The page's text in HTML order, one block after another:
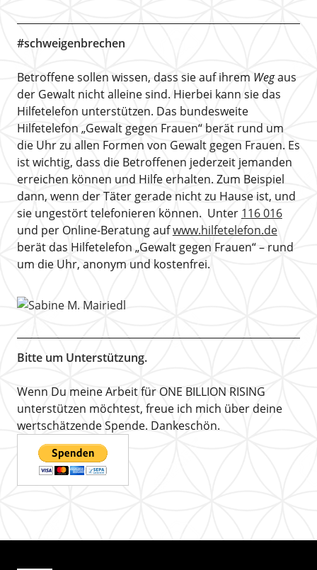
#schweigenbrechen
Betroffene sollen wissen, dass sie auf ihrem Wegaus
der Gewalt nicht alleine sind. Hierbei kann sie das
Hilfetelefon unterstützen. Das bundesweite
Hilfetelefon „Gewalt gegen Frauen“ berät rund um
die Uhr zu allen Formen von Gewalt gegen Frauen. Es
ist wichtig, dass die Betroffenen jederzeit jemanden
erreichen können und Hilfe erhalten. Zum Beispiel
dann, wenn der Täter gerade nicht zu Hause ist, und
sie ungestört telefonieren können. Unter 116 016
und per Online-Beratung aufwww.hilfetelefon.de
berät das Hilfetelefon „Gewalt gegen Frauen“ – rund
um die Uhr, anonym und kostenfrei.
Bitte um Unterstützung.
Wenn Du meine Arbeit für ONE BILLION RISING
unterstützen möchtest, freue ich mich über deine
wertschätzende Spende. Dankeschön.